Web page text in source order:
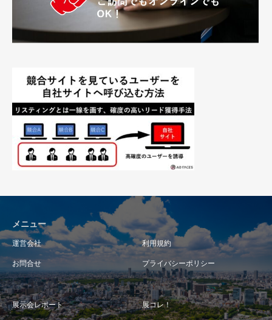
メニュー
運営会社 利用規約
お問合せ プライバシーポリシー
展示会レポート 展コレ！